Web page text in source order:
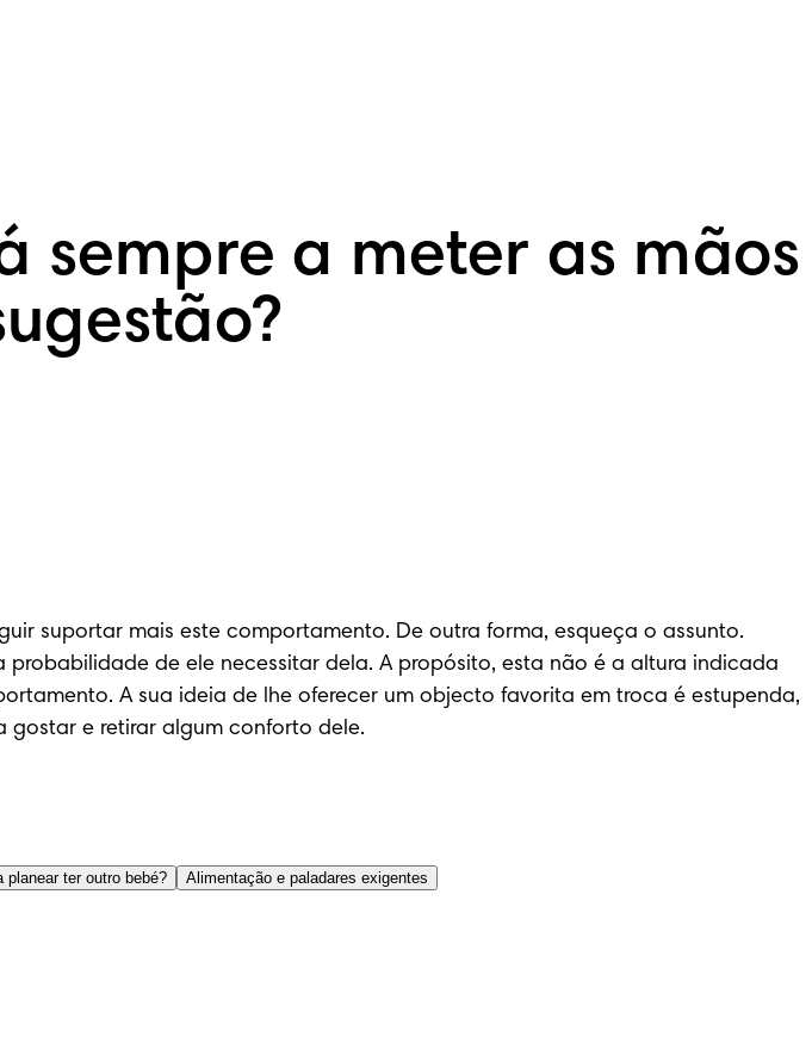
sempre a meter as mãos
suportar mais este comportamento. De outra forma, esqueça o assunto.
de ele necessitar dela. A propósito, esta não é a altura indicada
A sua ideia de lhe oferecer um objecto favorita em troca é estupenda,
gostar e retirar algum conforto dele.
planear ter outro bebé? Alimentação e paladares exigentes